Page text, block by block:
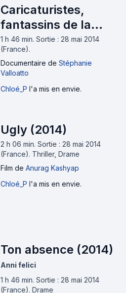
Caricaturistes,
fantassins de la
démocratie (2014)
1 h 46 min. Sortie : 28 mai 2014
(France).
Documentaire de Stéphanie
Valloatto
Chloé_P l'a mis en envie.
Ugly (2014)
2 h 06 min. Sortie : 28 mai 2014
(France). Thriller, Drame
Film de Anurag Kashyap
Chloé_P l'a mis en envie.
Ton absence (2014)
Anni felici
1 h 46 min. Sortie : 28 mai 2014
(France). Drame